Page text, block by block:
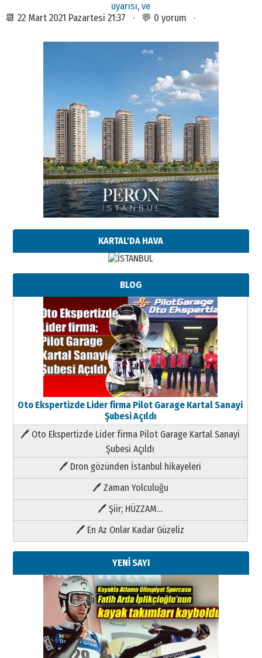
uyarısı,ve
📆 22 Mart 2021 Pazartesi 21:37 · 💬 0 yorum ·
KARTAL'DA HAVA
BLOG
Oto Ekspertizde Lider firma Pilot Garage Kartal Sanayi
Şubesi Açıldı
🖊 Oto Ekspertizde Lider firma Pilot Garage Kartal Sanayi
Şubesi Açıldı
🖊 Dron gözünden İstanbul hikayeleri
🖊 Zaman Yolculuğu
🖊 Şiir; HÜZZAM…
🖊 En Az Onlar Kadar Güzeliz
YENİ SAYI
Kenan GÜLERCİ
Metin Külünk: Aileyi Korumak
Geleceği Korumaktır
11 Mayıs 2026 Pazartesi